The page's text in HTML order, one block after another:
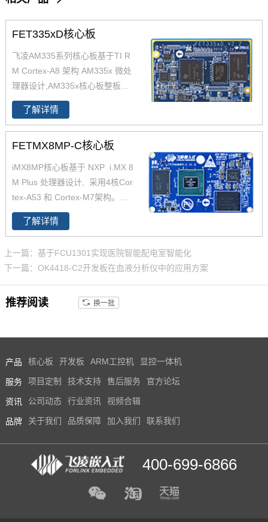
FET335xD核心板
飞凌AM335系列核心板基于TI R
M Cortex-A8 架构 AM335x 微处
理器设计,AM335x核心板整板尺
寸47*71mm；AM335X核心板芯
片全部采用工业级用料；AM335
x核心板引脚丰富，引出200pinC
PU引脚，原生支持6路UART；A
了解详情
FETMX8MP-C核心板
iMX8MP核心板基于 NXP i.MX 8
M Plus 处理器设计, 采用4核Cor
tex-A53 和 Cortex-M7架构。支
持双千兆网口，iMX8MP性能强
劲最高运行速率可达2.3TOPS，
X 8M Plus系列专注于机器学习和
视觉、高级多媒体以及具有高可
靠性的工业自动化。它旨在满足
智慧家庭、楼宇、城市和工业4.0
了解详情
上一篇：基于FCU1301实现医院智能配电室智能化
下一篇：OK4418-C2开发板在血液分析仪中的应用方案
推荐阅读 换一批
产品 核心板 开发板 ARM工控机 显控一体机
服务 项目定制 技术支持 售后服务 官方论坛
资讯 公司动态 行业资讯 视频合辑
品牌 关于我们 品质保障 加入我们 联系我们
400-699-6866